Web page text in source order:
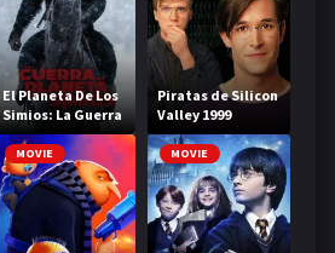
El Planeta De Los
Simios: La Guerra
Piratas de Silicon
Valley 1999
MOVIE MOVIE